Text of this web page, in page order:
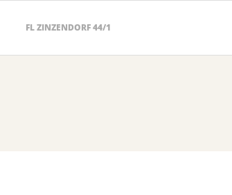
FL ZINZENDORF 44/1